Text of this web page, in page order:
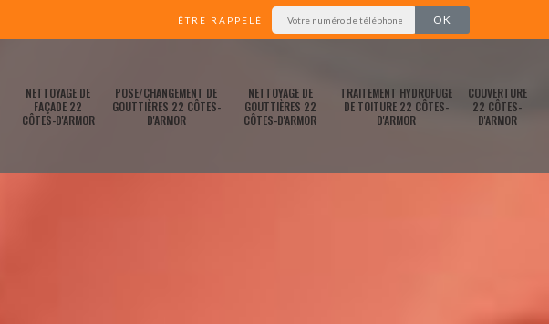
ÊTRE RAPPELÉ
NETTOYAGE DE
FAÇADE 22
CÔTES-D'ARMOR
POSE/CHANGEMENT DE
GOUTTIÈRES 22 CÔTES-
D'ARMOR
NETTOYAGE DE
GOUTTIÈRES 22
CÔTES-D'ARMOR
TRAITEMENT HYDROFUGE
DE TOITURE 22 CÔTES-
D'ARMOR
COUVERTURE
22 CÔTES-
D'ARMOR